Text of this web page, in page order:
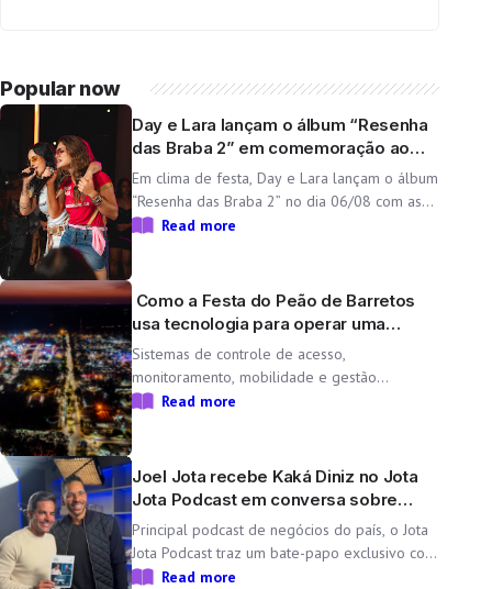
Popular now
Day e Lara lançam o álbum “Resenha
das Braba 2” em comemoração ao
aniversário da dupla
Em clima de festa, Day e Lara lançam o álbum
“Resenha das Braba 2” no dia 06/08 com as
inéditas “Lado Cachorra” e “Doeu em Mim” O
Read more
Como a Festa do Peão de Barretos
usa tecnologia para operar uma
cidade temporária
Sistemas de controle de acesso,
monitoramento, mobilidade e gestão
operacional ajudam a transformar o Parque
Peão de Barretos Durante 11 dias, o Parque
do Peão […]
Read more
Joel Jota recebe Kaká Diniz no Jota
Jota Podcast em conversa sobre
negócios e família
Principal podcast de negócios do país, o Jota
Jota Podcast traz um bate-papo exclusivo com
o empresário e CEO da Non Stop, que
Read more